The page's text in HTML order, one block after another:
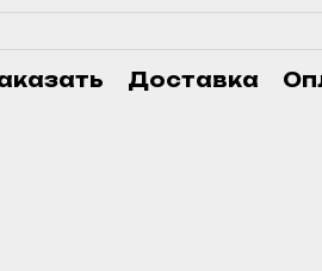
Доставка